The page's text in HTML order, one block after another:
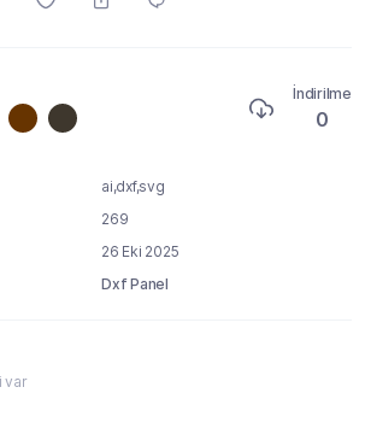
İndirilme
0
ai,dxf,svg
269
26 Eki 2025
Dxf Panel
var